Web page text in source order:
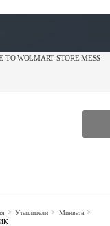
STORE MESSAGE
> Утеплители > Минвата >